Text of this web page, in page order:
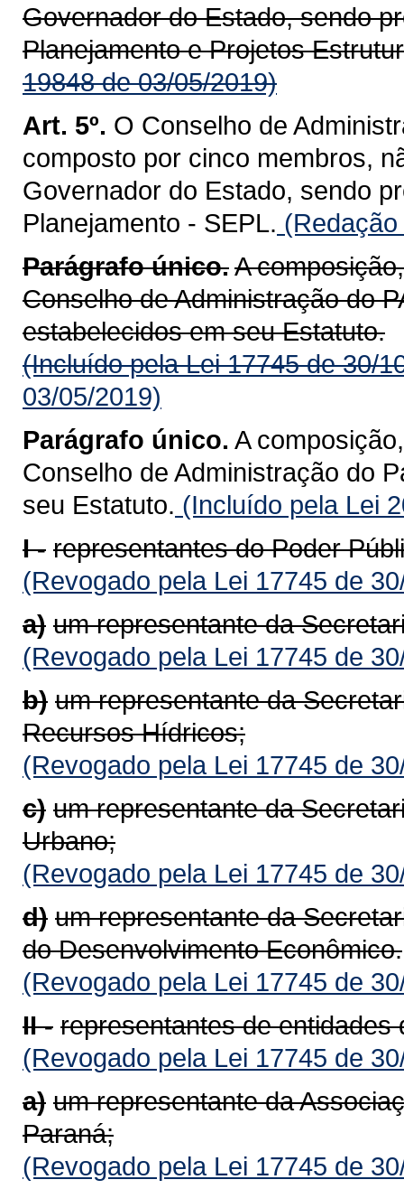
Governador do Estado, sendo
Planejamento e Projetos
19848 de 03/05/2019)
Art. 5º. O Conselho de
composto por cinco membros,
Governador do Estado, sendo
Planejamento - SEPL.
Parágrafo único.A
Conselho de Administração do
estabelecidos em seu Estatuto.
(Incluído pela Lei 17745 de 30/
03/05/2019)
Parágrafo único. A
Conselho de Administração do
seu Estatuto. (Incluído pela Lei
I - representantes do Poder
(Revogado pela Lei 17745 de
a) um representante da
(Revogado pela Lei 17745 de
b) um representante da
Recursos Hídricos;
(Revogado pela Lei 17745 de
c) um representante da
Urbano;
(Revogado pela Lei 17745 de
d) um representante da
do Desenvolvimento Econômico.
(Revogado pela Lei 17745 de
II - representantes de entidades
(Revogado pela Lei 17745 de
a) um representante da
Paraná;
(Revogado pela Lei 17745 de